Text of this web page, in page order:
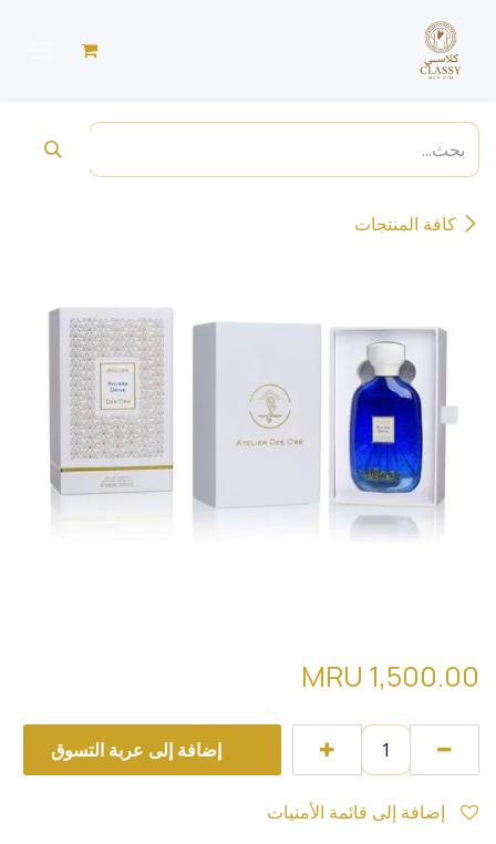
كافة المنتجات
1,500.00
إضافة إلى عربة التسوق